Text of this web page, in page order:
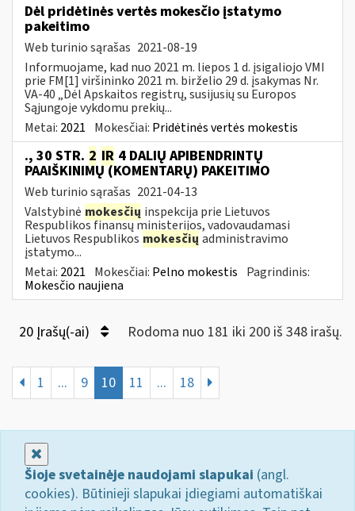
Dėl pridėtinės vertės mokesčio įstatymo
pakeitimo
Web turinio sąrašas 2021-08-19
Informuojame, kad nuo 2021 m. liepos 1 d. įsigaliojo VMI
prie FM[1] viršininko 2021 m. birželio 29 d. įsakymas Nr.
VA-40 „Dėl Apskaitos registrų, susijusių su Europos
Sąjungoje vykdomu prekių...
Metai: 2021 Mokesčiai: Pridėtinės vertės mokestis
., 30 STR. 2 IR 4 DALIŲ APIBENDRINTŲ
PAAIŠKINIMŲ (KOMENTARŲ) PAKEITIMO
Web turinio sąrašas 2021-04-13
Valstybinė mokesčių inspekcija prie Lietuvos
Respublikos finansų ministerijos, vadovaudamasi
Lietuvos Respublikos mokesčių administravimo
įstatymo...
Metai: 2021 Mokesčiai: Pelno mokestis Pagrindinis:
Mokesčio naujiena
20 Įrašų(-ai) Rodoma nuo 181 iki 200 iš 348 irašų.
1 ... 9 10 11 ... 18
Šioje svetainėje naudojami slapukai (angl.
cookies). Būtinieji slapukai įdiegiami automatiškai